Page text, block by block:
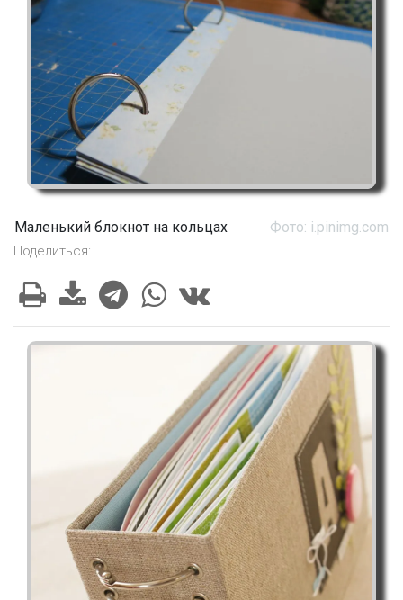
Маленький блокнот на кольцах Фото: i.pinimg.com
Поделиться: